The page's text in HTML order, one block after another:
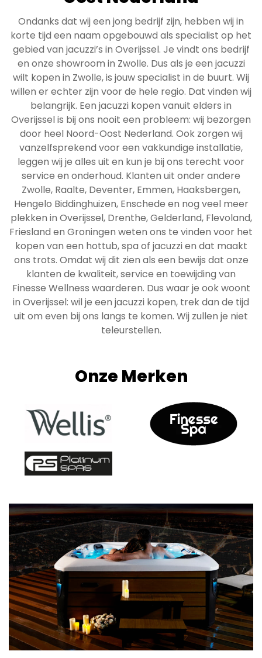
Ondanks dat wij een jong bedrijf zijn, hebben wij in
korte tijd een naam opgebouwd als specialist op het
gebied van jacuzzi’s in Overijssel. Je vindt ons bedrijf
en onze showroom in Zwolle. Dus als je een jacuzzi
wilt kopen in Zwolle, is jouw specialist in de buurt. Wij
willen er echter zijn voor de hele regio. Dat vinden wij
belangrijk. Een jacuzzi kopen vanuit elders in
Overijssel is bij ons nooit een probleem: wij bezorgen
door heel Noord-Oost Nederland. Ook zorgen wij
vanzelfsprekend voor een vakkundige installatie,
leggen wij je alles uit en kun je bij ons terecht voor
service en onderhoud. Klanten uit onder andere
Zwolle, Raalte, Deventer, Emmen, Haaksbergen,
Hengelo Biddinghuizen, Enschede en nog veel meer
plekken in Overijssel, Drenthe, Gelderland, Flevoland,
Friesland en Groningen weten ons te vinden voor het
kopen van een hottub, spa of jacuzzi en dat maakt
ons trots. Omdat wij dit zien als een bewijs dat onze
klanten de kwaliteit, service en toewijding van
Finesse Wellness waarderen. Dus waar je ook woont
in Overijssel: wil je een jacuzzi kopen, trek dan de tijd
uit om even bij ons langs te komen. Wij zullen je niet
teleurstellen.
Onze Merken